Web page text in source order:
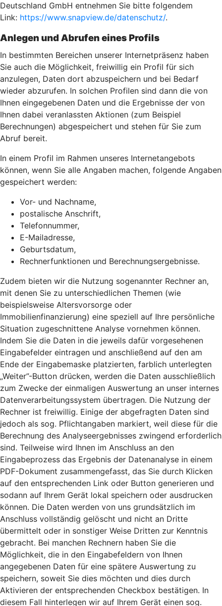
Deutschland GmbH entnehmen Sie bitte folgendem
Link: https://www.snapview.de/datenschutz/.
Anlegen und Abrufen eines Profils
In bestimmten Bereichen unserer Internetpräsenz haben
Sie auch die Möglichkeit, freiwillig ein Profil für sich
anzulegen, Daten dort abzuspeichern und bei Bedarf
wieder abzurufen. In solchen Profilen sind dann die von
Ihnen eingegebenen Daten und die Ergebnisse der von
Ihnen dabei veranlassten Aktionen (zum Beispiel
Berechnungen) abgespeichert und stehen für Sie zum
Abruf bereit.
In einem Profil im Rahmen unseres Internetangebots
können, wenn Sie alle Angaben machen, folgende Angaben
gespeichert werden:
Vor- und Nachname,
postalische Anschrift,
Telefonnummer,
E-Mailadresse,
Geburtsdatum,
Rechnerfunktionen und Berechnungsergebnisse.
Zudem bieten wir die Nutzung sogenannter Rechner an,
mit denen Sie zu unterschiedlichen Themen (wie
beispielsweise Altersvorsorge oder
Immobilienfinanzierung) eine speziell auf Ihre persönliche
Situation zugeschnittene Analyse vornehmen können.
Indem Sie die Daten in die jeweils dafür vorgesehenen
Eingabefelder eintragen und anschließend auf den am
Ende der Eingabemaske platzierten, farblich unterlegten
„Weiter”-Button drücken, werden die Daten ausschließlich
zum Zwecke der einmaligen Auswertung an unser internes
Datenverarbeitungssystem übertragen. Die Nutzung der
Rechner ist freiwillig. Einige der abgefragten Daten sind
jedoch als sog. Pflichtangaben markiert, weil diese für die
Berechnung des Analyseergebnisses zwingend erforderlich
sind. Teilweise wird Ihnen im Anschluss an den
Eingabeprozess das Ergebnis der Datenanalyse in einem
PDF-Dokument zusammengefasst, das Sie durch Klicken
auf den entsprechenden Link oder Button generieren und
sodann auf Ihrem Gerät lokal speichern oder ausdrucken
können. Die Daten werden von uns grundsätzlich im
Anschluss vollständig gelöscht und nicht an Dritte
übermittelt oder in sonstiger Weise Dritten zur Kenntnis
gebracht. Bei manchen Rechnern haben Sie die
Möglichkeit, die in den Eingabefeldern von Ihnen
angegebenen Daten für eine spätere Auswertung zu
speichern, soweit Sie dies möchten und dies durch
Aktivieren der entsprechenden Checkbox bestätigen. In
diesem Fall hinterlegen wir auf Ihrem Gerät einen sog.